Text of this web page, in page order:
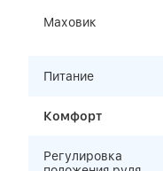
Маховик
Питание
Комфорт
Регулировка